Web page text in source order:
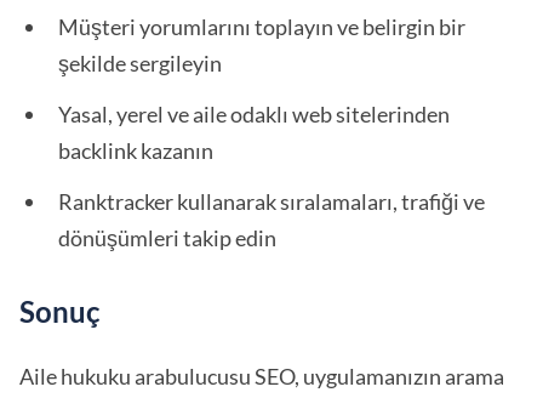
Müşteri yorumlarını toplayın ve belirgin bir
şekilde sergileyin
Yasal, yerel ve aile odaklı web sitelerinden
backlink kazanın
Ranktracker kullanarak sıralamaları, trafiği ve
dönüşümleri takip edin
Sonuç
Aile hukuku arabulucusu SEO, uygulamanızın arama